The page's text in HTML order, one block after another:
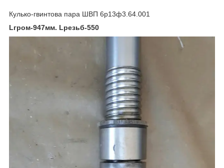
Кулько-гвинтова пара ШВП 6р13ф3.64.001
Lгром-947мм. Lрезьб-550